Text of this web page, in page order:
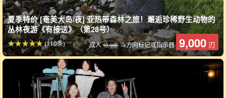
在向导的陪同下，丛林的夜晚是安全的。
继续沿旧瓦塞公路前行，观察夜间动植物。
在陌生地区过夜时，建
议参加旅行团，并由熟悉当地情况的导游陪同。
夏季特价 [奄美大岛/夜] 亚热带森林之旅！邂逅珍稀野生动物的
丛林夜游《有接送》（第28号）
成人10,000.→方向标记或指示器 9,000 刃
(110条)